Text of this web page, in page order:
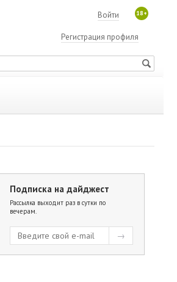
18+
Войти
Регистрация профиля
Подписка на дайджест
Рассылка выходит раз в сутки по
вечерам.